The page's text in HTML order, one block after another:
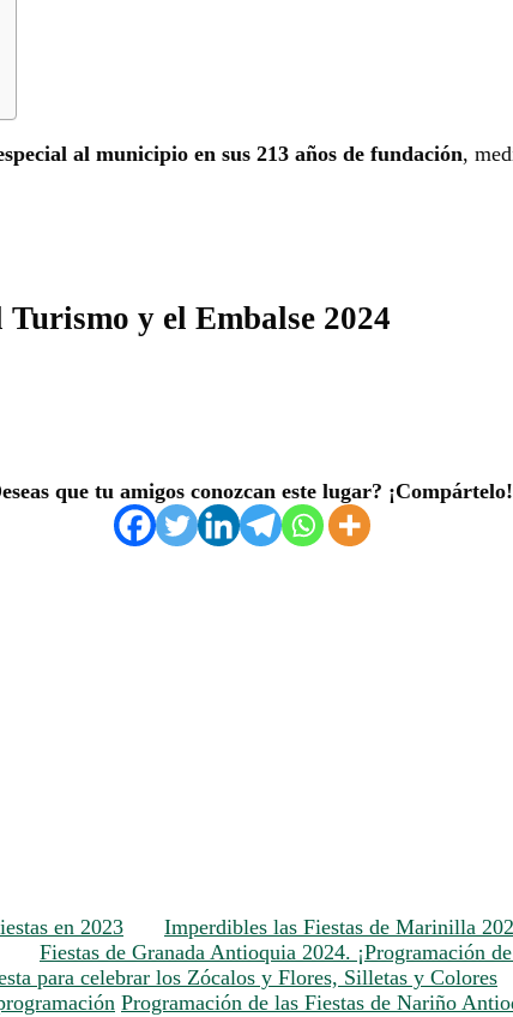
al municipio en sus 213 años de fundación,
y el Embalse 2024
que tu amigos conozcan este lugar? ¡Compártelo!
en 2023
Imperdibles las Fiestas de Marinilla
Fiestas de Granada Antioquia 2024. ¡Programación
para celebrar los Zócalos y Flores, Silletas y Colores
Programación de las Fiestas de Nariño